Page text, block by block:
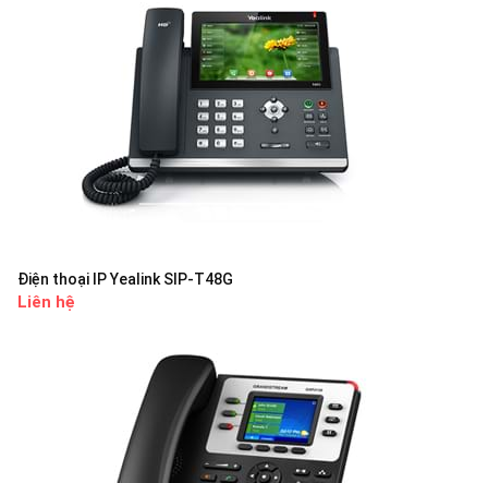
Điện thoại IP Yealink SIP-T48G
Liên hệ